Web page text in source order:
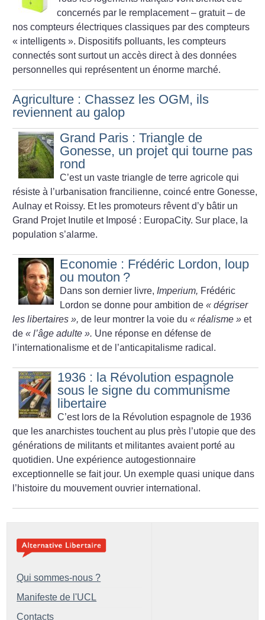
concernés par le remplacement – gratuit – de
nos compteurs électriques classiques par des compteurs
« intelligents ». Dispositifs polluants, les compteurs
connectés sont surtout un accès direct à des données
personnelles qui représentent un énorme marché.
Agriculture : Chassez les OGM, ils
reviennent au galop
Grand Paris : Triangle de
Gonesse, un projet qui tourne pas
rond
C’est un vaste triangle de terre agricole qui
résiste à l’urbanisation francilienne, coincé entre Gonesse,
Aulnay et Roissy. Et les promoteurs rêvent d’y bâtir un
Grand Projet Inutile et Imposé : EuropaCity. Sur place, la
population s’alarme.
Economie : Frédéric Lordon, loup
ou mouton ?
Dans son dernier livre, Imperium, Frédéric
Lordon se donne pour ambition de« dégriser
les libertaires », de leur montrer la voie du« réalisme » et
de« l’âge adulte ». Une réponse en défense de
l’internationalisme et de l’anticapitalisme radical.
1936 : la Révolution espagnole
sous le signe du communisme
libertaire
C’est lors de la Révolution espagnole de 1936
que les anarchistes touchent au plus près l’utopie que des
générations de militants et militantes avaient porté au
quotidien. Une expérience autogestionnaire
exceptionnelle se fait jour. Un exemple quasi unique dans
l’histoire du mouvement ouvrier international.
Qui sommes-nous ?
Manifeste de l'UCL
Contacts